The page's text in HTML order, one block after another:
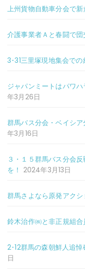
上州貨物自動車分会で新
介護事業者Ａと春闘で団
3･31三里塚現地集会で
ジャパンミートはパワ
年3月26日
群馬バス分会・ベイシ
年3月16日
３・１５群馬バス分会
を！ 2024年3月13日
群馬さよなら原発アク
鈴木治作㈱と非正規組合
2･12群馬の森朝鮮人追
日